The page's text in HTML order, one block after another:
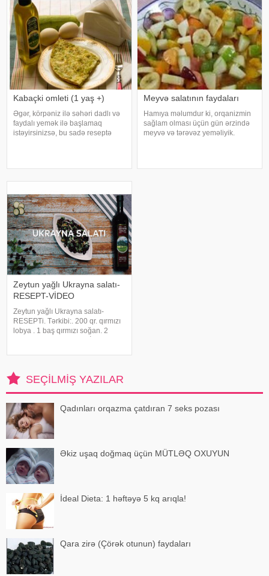
Kabaçki omleti (1 yaş +)
Əgər, körpəniz ilə səhəri dadlı və
faydalı yemək ilə başlamaq
istəyirsinizsə, bu sadə reseptə
Meyvə salatının faydaları
Hamıya məlumdur ki, orqanizmin
sağlam olması üçün gün ərzində
meyvə və tərəvəz yeməliyik.
Zeytun yağlı Ukrayna salatı-
RESEPT-VİDEO
Zeytun yağlı Ukrayna salatı-
RESEPTi. Tərkibi:. 200 qr. qırmızı
lobya . 1 baş qırmızı soğan. 2
Badımcanı
SEÇILMIŞ YAZILAR
Qadınları orqazma çatdıran 7 seks pozası
Əkiz uşaq doğmaq üçün MÜTLƏQ OXUYUN
İdeal Dieta: 1 həftəyə 5 kq arıqla!
Qara zirə (Çörək otunun) faydaları